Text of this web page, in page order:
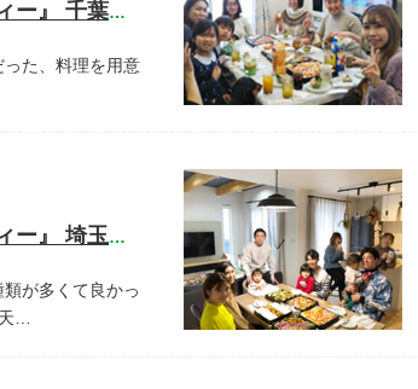
開催しました! 『新築お披露目パーティー』 千葉県松戸市 H様宅
た、料理を用意
開催しました! 『新築お披露目パーティー』 埼玉県越谷市 S様宅
が多くて良かっ
…